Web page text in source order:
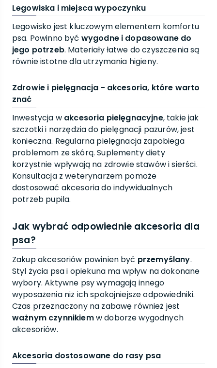
Legowiska i miejsca wypoczynku
Legowisko jest kluczowym elementem komfortu
psa. Powinno być wygodne i dopasowane do
jego potrzeb. Materiały łatwe do czyszczenia są
równie istotne dla utrzymania higieny.
Zdrowie i pielęgnacja - akcesoria, które warto
znać
Inwestycja w akcesoria pielęgnacyjne, takie jak
szczotki i narzędzia do pielęgnacji pazurów, jest
konieczna. Regularna pielęgnacja zapobiega
problemom ze skórą. Suplementy diety
korzystnie wpływają na zdrowie stawów i sierści.
Konsultacja z weterynarzem pomoże
dostosować akcesoria do indywidualnych
potrzeb pupila.
Jak wybrać odpowiednie akcesoria dla
psa?
Zakup akcesoriów powinien być przemyślany.
Styl życia psa i opiekuna ma wpływ na dokonane
wybory. Aktywne psy wymagają innego
wyposażenia niż ich spokojniejsze odpowiedniki.
Czas przeznaczony na zabawę również jest
ważnym czynnikiemw doborze wygodnych
akcesoriów.
Akcesoria dostosowane do rasy psa